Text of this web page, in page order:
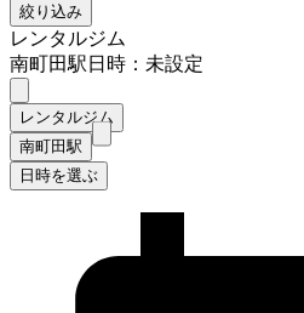
絞り込み
レンタルジム
南町田駅日時：未設定
レンタルジム
南町田駅
日時を選ぶ